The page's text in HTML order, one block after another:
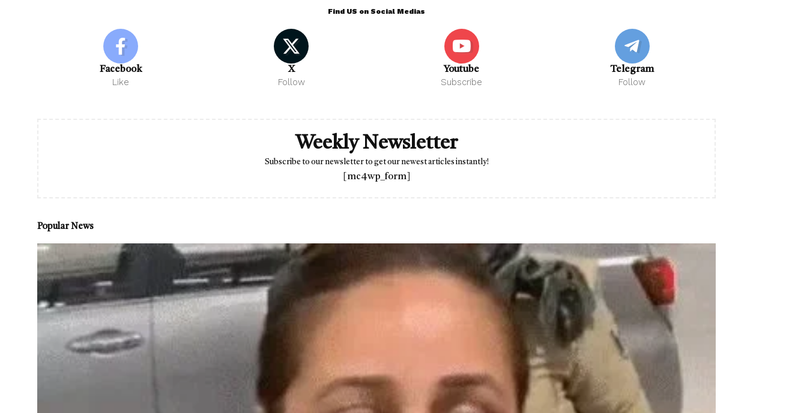
Find US on Social Medias
Facebook
Like
X
Follow
Youtube
Subscribe
Telegram
Follow
Weekly Newsletter
Subscribe to our newsletter to get our newest articles instantly!
[mc4wp_form]
Popular News